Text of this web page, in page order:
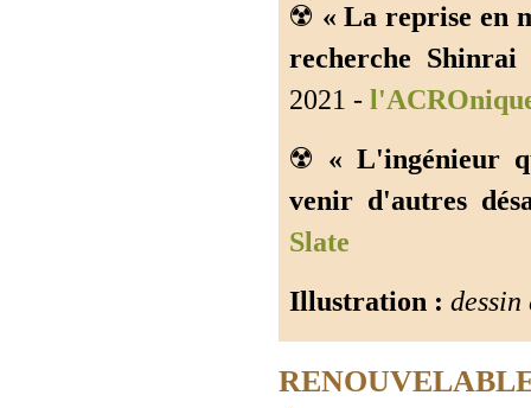
☢️ « La reprise en
recherche
2021 -
☢️ « L'ingénieur
venir d'autres
Slate
Illustration : dessin